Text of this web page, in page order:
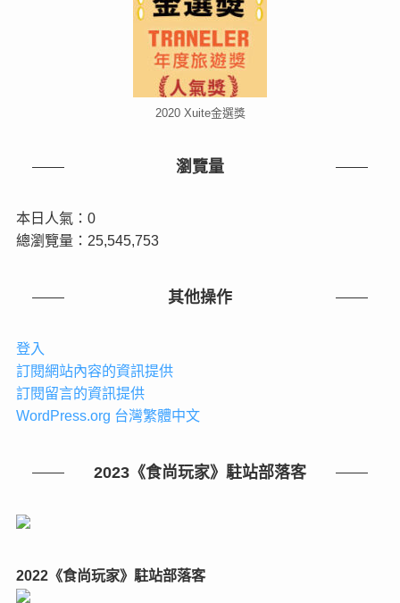
2020 Xuite金選獎
瀏覽量
本日人氣：0
總瀏覽量：25,545,753
其他操作
登入
訂閱網站內容的資訊提供
訂閱留言的資訊提供
WordPress.org 台灣繁體中文
2023《食尚玩家》駐站部落客
2022《食尚玩家》駐站部落客